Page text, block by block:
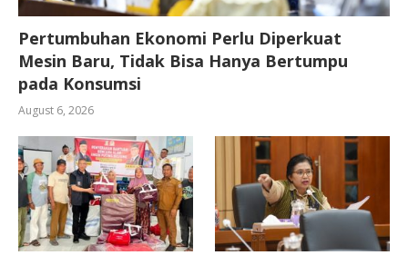
Pertumbuhan Ekonomi Perlu Diperkuat
Mesin Baru, Tidak Bisa Hanya Bertumpu
pada Konsumsi
August 6, 2026